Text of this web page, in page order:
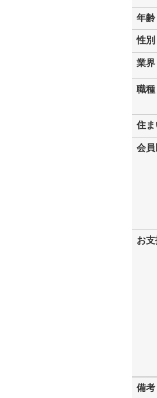
年
性
業
職
住ま
会
お
備考